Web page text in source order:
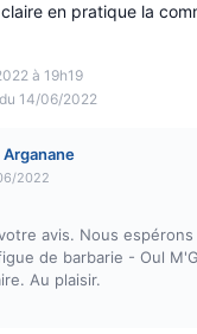
à 19h19
14/06/2022
en pratique la
Arganane
2022
avis. Nous espérons
de barbarie - Oul
Au plaisir.